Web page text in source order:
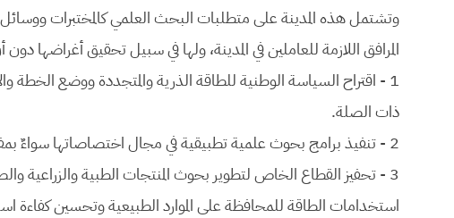
وتشتمل هذه المدينة على متطلبات البحث العلمي كالمختبرات
المرافق اللازمة للعاملين في المدينة، ولها في سبيل تحقيق أغراضها
1 - اقتراح السياسة الوطنية للطاقة الذرية والمتجددة ووضع الخطة
ذات الصلة.
2 - تنفيذ برامج بحوث علمية تطبيقية في مجال اختصاصاتها سواءٌ بمفردها أو بالاشتراك مع الغير داخل المملكة وخارجها.
3 - تحفيز القطاع الخاص لتطوير بحوث المنتجات الطبية والزراعية
استخدامات الطاقة للمحافظة على الموارد الطبيعية وتحسين كفاءة